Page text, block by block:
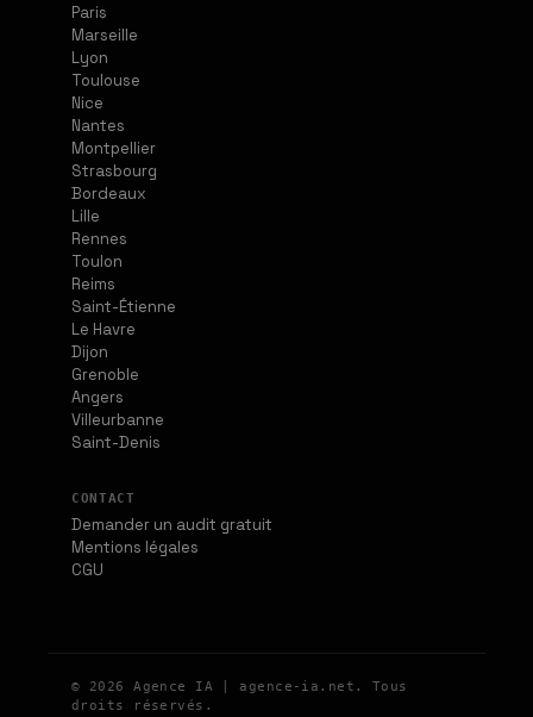
Paris
Marseille
Lyon
Toulouse
Nice
Nantes
Montpellier
Strasbourg
Bordeaux
Lille
Rennes
Toulon
Reims
Saint-Étienne
Le Havre
Dijon
Grenoble
Angers
Villeurbanne
Saint-Denis
CONTACT
Demander un audit gratuit
Mentions légales
CGU
© 2026 Agence IA | agence-ia.net. Tous
droits réservés.